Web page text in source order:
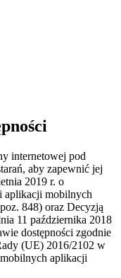
internetowej pod
aby zapewnić jej
2019 r. o
aplikacji mobilnych
848) oraz Decyzją
11 października 2018
dostępności zgodnie
(UE) 2016/2102 w
aplikacji